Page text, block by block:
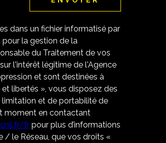
dans un fichier informatisé par
la gestion de la
du Traitement de vos
l'intérêt légitime de l'Agence
et sont destinées à
libertés », vous disposez des
limitation et de portabilité de
moment en contactant
fr pour plus d’informations
/ le Réseau, que vos droits «